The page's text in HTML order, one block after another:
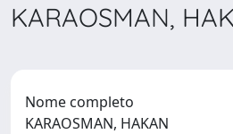
KARAOSMAN,
Nome completo
KARAOSMAN, HAKAN